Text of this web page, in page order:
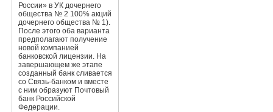
России» в УК дочернего
общества № 2 100% акций
дочернего общества № 1).
После этого оба варианта
предполагают получение
новой компанией
банковской лицензии. На
завершающем же этапе
созданный банк сливается
со Связь-банком и вместе
с ним образуют Почтовый
банк Российской
Федерации.